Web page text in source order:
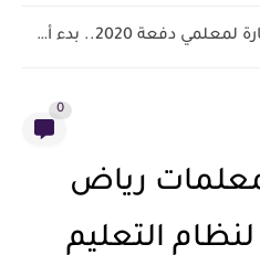
بشرى سارة لمعلمي دفعة 2020.. بدء أول خطوة رسمية في...
0
رياض
التعليم